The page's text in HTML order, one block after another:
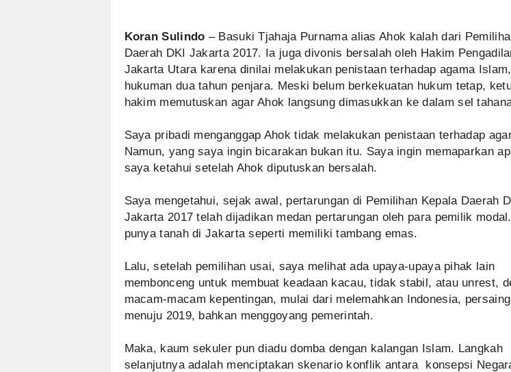
Koran Sulindo – Basuki Tjahaja Purnama alias Ahok kalah dari
Daerah DKI Jakarta 2017. Ia juga divonis bersalah oleh Hakim
Jakarta Utara karena dinilai melakukan penistaan terhadap agama
hukuman dua tahun penjara. Meski belum berkekuatan hukum tetap,
hakim memutuskan agar Ahok langsung dimasukkan ke dalam sel
Saya pribadi menganggap Ahok tidak melakukan penistaan terhadap
Namun, yang saya ingin bicarakan bukan itu. Saya ingin memaparkan
saya ketahui setelah Ahok diputuskan bersalah.
Saya mengetahui, sejak awal, pertarungan di Pemilihan Kepala Daerah
Jakarta 2017 telah dijadikan medan pertarungan oleh para pemilik
punya tanah di Jakarta seperti memiliki tambang emas.
Lalu, setelah pemilihan usai, saya melihat ada upaya-upaya pihak lain
membonceng untuk membuat keadaan kacau, tidak stabil, atau unrest,
macam-macam kepentingan, mulai dari melemahkan Indonesia,
menuju 2019, bahkan menggoyang pemerintah.
Maka, kaum sekuler pun diadu domba dengan kalangan Islam. Langkah
selanjutnya adalah menciptakan skenario konflik antara konsepsi